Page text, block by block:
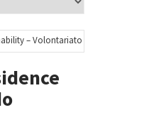
– Volontariato europeo a Padova
– Borse di studio 2026/27